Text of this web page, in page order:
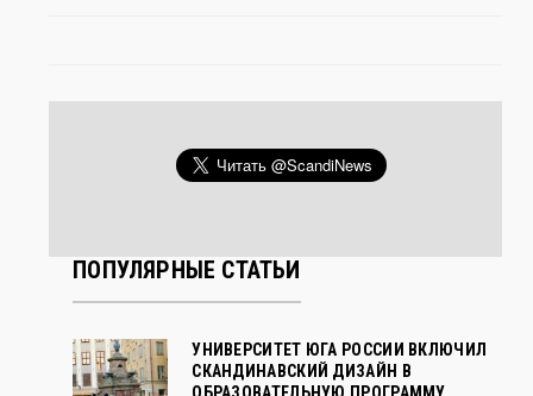
ПОПУЛЯРНЫЕ СТАТЬИ
УНИВЕРСИТЕТ ЮГА РОССИИ ВКЛЮЧИЛ